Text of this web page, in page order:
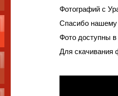
Фотографий с
Спасибо нашему
Фото доступны в
Для скачивания